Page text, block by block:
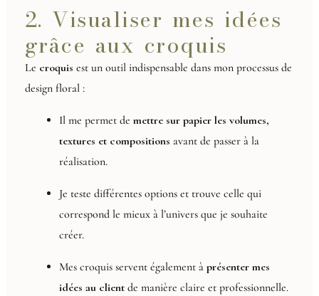
2. Visualiser mes idées
grâce aux croquis
Le croquis est un outil indispensable dans mon processus de
design floral :
Il me permet de mettre sur papier les volumes,
textures et compositions avant de passer à la
réalisation.
Je teste différentes options et trouve celle qui
correspond le mieux à l’univers que je souhaite
créer.
Mes croquis servent également à présenter mes
idées au clientde manière claire et professionnelle.